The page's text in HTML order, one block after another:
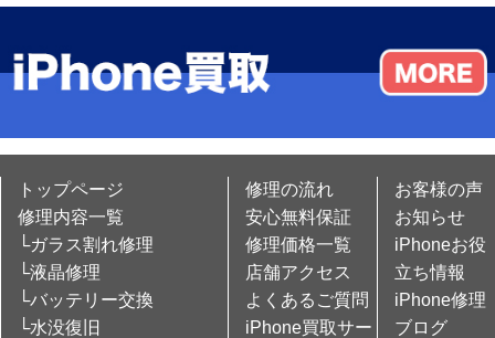
トップページ
修理内容一覧
└ガラス割れ修理
└液晶修理
└バッテリー交換
└水没復旧
修理の流れ
安心無料保証
修理価格一覧
店舗アクセス
よくあるご質問
iPhone買取サー
お客様の声
お知らせ
iPhoneお役
立ち情報
iPhone修理
ブログ